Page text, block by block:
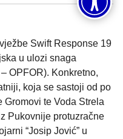
Swift Response 19
u ulozi snaga
OPFOR). Konkretno,
koja se sastoji od po
te Voda Strela
Pukovnije protuzračne
“Josip Jović” u